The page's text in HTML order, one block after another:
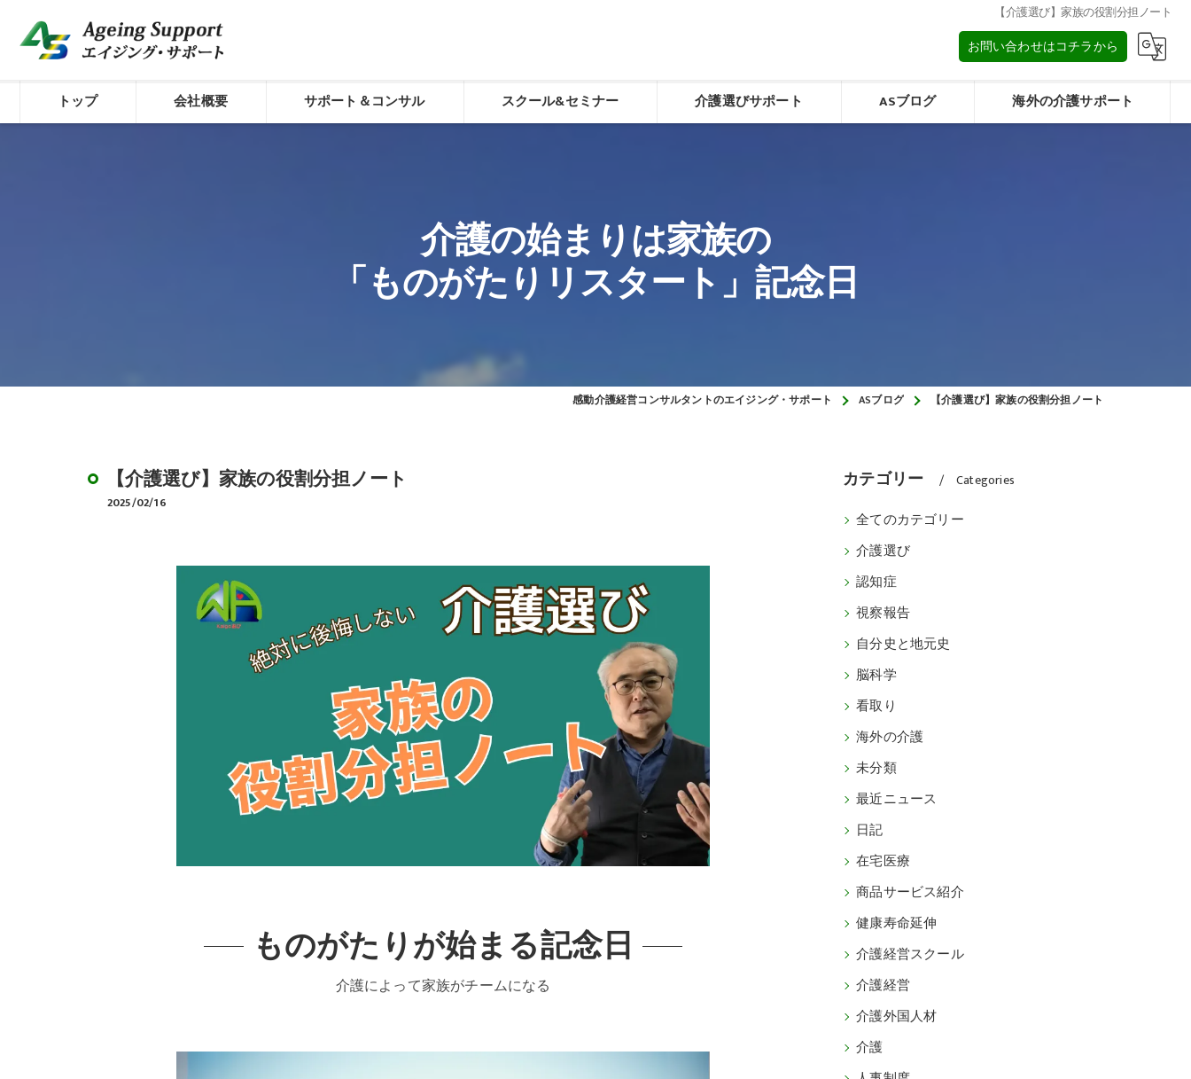
【介護選び】家族の役割分担ノート
お問い合わせはコチラから
トップ 会社概要 サポート＆コンサル
外国人材活用型介護経営トータルサポート
介護経営サポート／食べる力（誤嚥性肺炎予防）
スクール&セミナー
デイサービスやりくり講座「動画学習コース」
介護選びサポート ASブログ 海外の介護サポート
介護の始まりは家族の
「ものがたりリスタート」記念日
感動介護経営コンサルタントのエイジング・サポート ASブログ 【介護選び】家族の役割分担ノート
【介護選び】家族の役割分担ノート
2025/02/16
ものがたりが始まる記念日
介護によって家族がチームになる
カテゴリー Categories
全てのカテゴリー
介護選び
認知症
視察報告
自分史と地元史
脳科学
看取り
海外の介護
未分類
最近ニュース
日記
在宅医療
商品サービス紹介
健康寿命延伸
介護経営スクール
介護経営
介護外国人材
介護